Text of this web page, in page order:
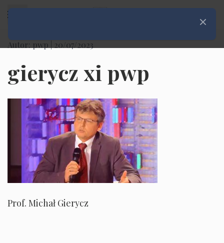
Autor: pwp | 20/07/2023
gierycz xi pwp
Prof. Michał Gierycz
Zamknij